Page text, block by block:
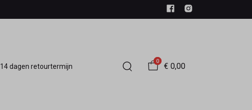
14 dagen retourtermijn
0
€ 0,00